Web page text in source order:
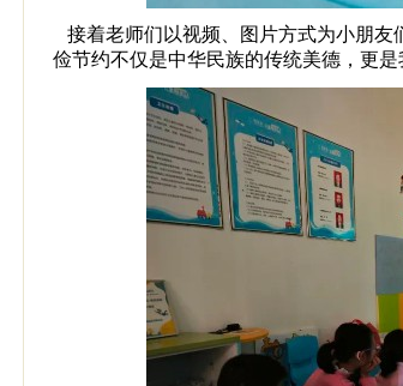
接着老师们以视频、图片方式为小朋
俭节约不仅是中华民族的传统美德，更是